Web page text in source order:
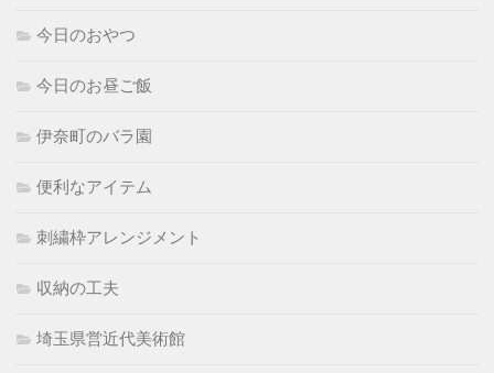
今日のおやつ
今日のお昼ご飯
伊奈町のバラ園
便利なアイテム
刺繍枠アレンジメント
収納の工夫
埼玉県営近代美術館